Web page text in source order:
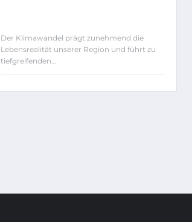
Der Klimawandel prägt zunehmend die
Lebensrealität unserer Region und führt zu
tiefgreifenden…